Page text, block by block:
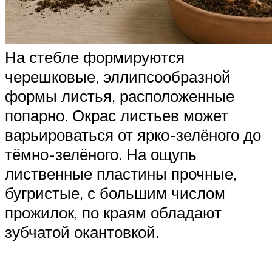
На стебле формируются
черешковые, эллипсообразной
формы листья, расположенные
попарно. Окрас листьев может
варьироваться от ярко-зелёного до
тёмно-зелёного. На ощупь
лиственные пластины прочные,
бугристые, с большим числом
прожилок, по краям обладают
зубчатой окантовкой.